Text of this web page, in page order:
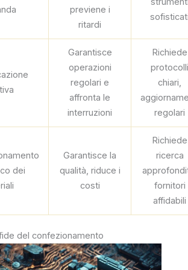
previene i
ritardi
Garantisce
operazioni
regolari e
affronta le
interruzioni
Richiede
protocolli
chiari,
regolari
dei
Garantisce la
qualità, riduce i
costi
Richiede
ricerca
fornitori
affidabili
del confezionamento